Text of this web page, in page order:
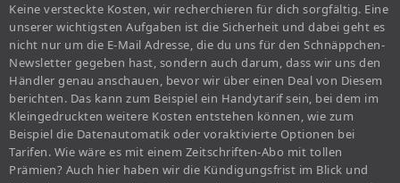
Keine versteckte Kosten, wir recherchieren für dich sorgfältig. Eine
unserer wichtigsten Aufgaben ist die Sicherheit und dabei geht es
nicht nur um die E-Mail Adresse, die du uns für den Schnäppchen-
Newsletter gegeben hast, sondern auch darum, dass wir uns den
Händler genau anschauen, bevor wir über einen Deal von Diesem
berichten. Das kann zum Beispiel ein Handytarif sein, bei dem im
Kleingedruckten weitere Kosten entstehen können, wie zum
Beispiel die Datenautomatik oder voraktivierte Optionen bei
Tarifen. Wie wäre es mit einem Zeitschriften-Abo mit tollen
Prämien? Auch hier haben wir die Kündigungsfrist im Blick und